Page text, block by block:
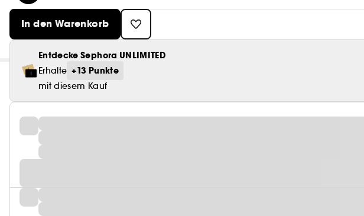
In den Warenkorb
Entdecke Sephora UNLIMITED
Erhalte +13 Punkte
mit diesem Kauf